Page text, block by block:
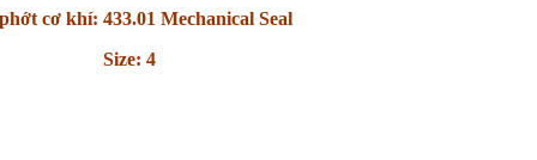
cơ khí: 433.01 Mechanical Seal
Size: 4